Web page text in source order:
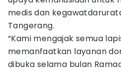
medis dan
Tangerang.
“Kami mengajak semua
memanfaatkan layanan
dibuka selama bulan